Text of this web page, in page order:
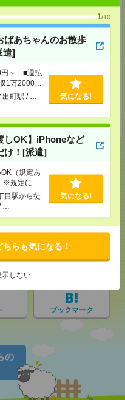
1/10
ばあちゃんのお散歩
遣]
円～ ■週払
万2000円
町駅 / … 気になる!
しOK】iPhoneなど
け！[派遣]
（規定あ
規定によ
目駅から徒
…
気になる!
ちらも気になる！
示しない
フコク生命ビル4F
間⇒9:30-21:00
町センタービル3F（さいたま
間⇒9:30-21:00
ジへ
！
ブックマーク
の